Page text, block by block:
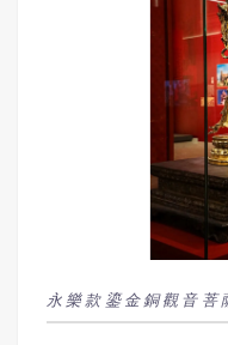
永樂款鎏金銅觀音